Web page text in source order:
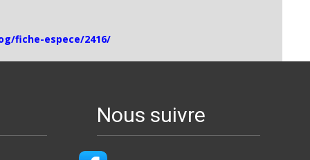
fiche-espece/2416/
Nous suivre